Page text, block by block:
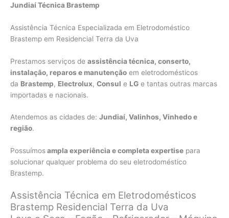
Jundiaí Técnica Brastemp
Assistência Técnica Especializada em Eletrodoméstico
Brastemp em Residencial Terra da Uva
Prestamos serviços de assistência técnica, conserto,
instalação, reparos e manutenção em eletrodomésticos
da Brastemp, Electrolux, Consul e LG e tantas outras marcas
importadas e nacionais.
Atendemos as cidades de: Jundiaí, Valinhos, Vinhedo e
região.
Possuímosampla experiência e completa expertise para
solucionar qualquer problema do seu eletrodoméstico
Brastemp.
Assistência Técnica em Eletrodomésticos
Brastemp Residencial Terra da Uva